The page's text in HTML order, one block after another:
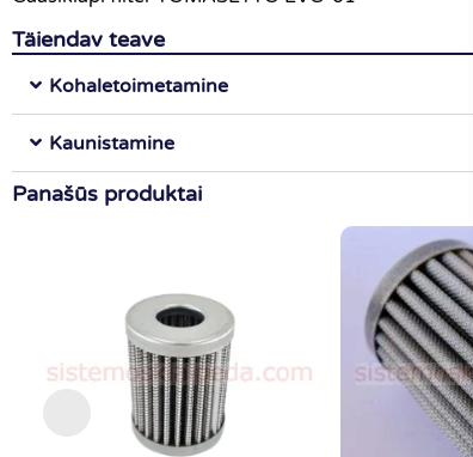
Täiendav teave
Kohaletoimetamine
Kaunistamine
Panašūs produktai